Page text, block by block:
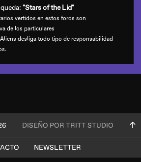
"Stars of the Lid"
vertidos en estos foros son
de los particulares
desliga todo tipo de responsabilidad
DISEÑO POR TRITT STUDIO
NEWSLETTER